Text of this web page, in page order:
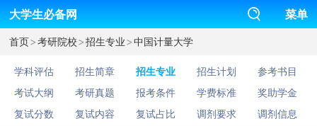
大学生必备网 菜单
首页>考研院校>招生专业>中国计量大学
学科评估 招生简章 招生专业 招生计划
参考书目
考试大纲
考研真题 报考条件 学费标准
奖助学金
复试分数
复试内容 复试占比 调剂要求 调剂信息